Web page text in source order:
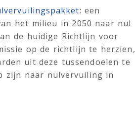
: een
het milieu in 2050 naar nul
de huidige Richtlijn voor
op de richtlijn te herzien,
uit deze tussendoelen te
zijn naar nulvervuiling in